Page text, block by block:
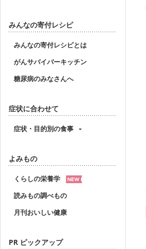
みんなの寄付レシピ
みんなの寄付レシピとは
がんサバイバーキッチン
糖尿病のみなさんへ
症状に合わせて
症状・目的別の食事
よみもの
くらしの栄養学
読みもの調べもの
月刊おいしい健康
PR ピックアップ